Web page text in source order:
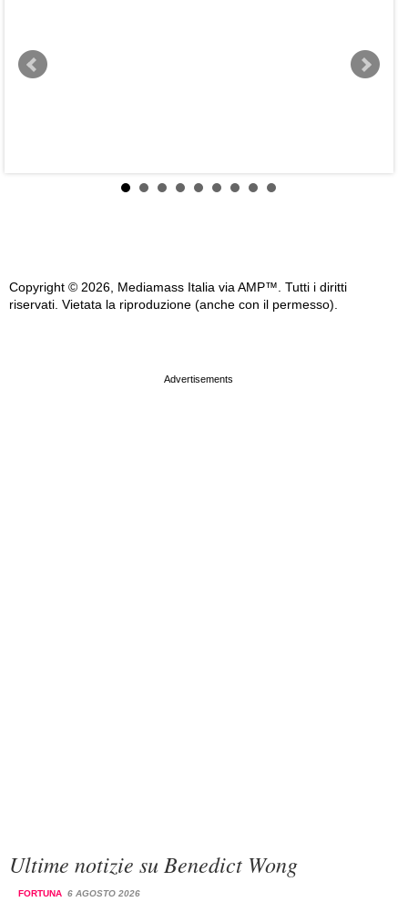
Copyright © 2026, Mediamass Italia via AMP™. Tutti i diritti
riservati. Vietata la riproduzione (anche con il permesso).
Ultime notizie su Benedict Wong
FORTUNA 6 AGOSTO 2026